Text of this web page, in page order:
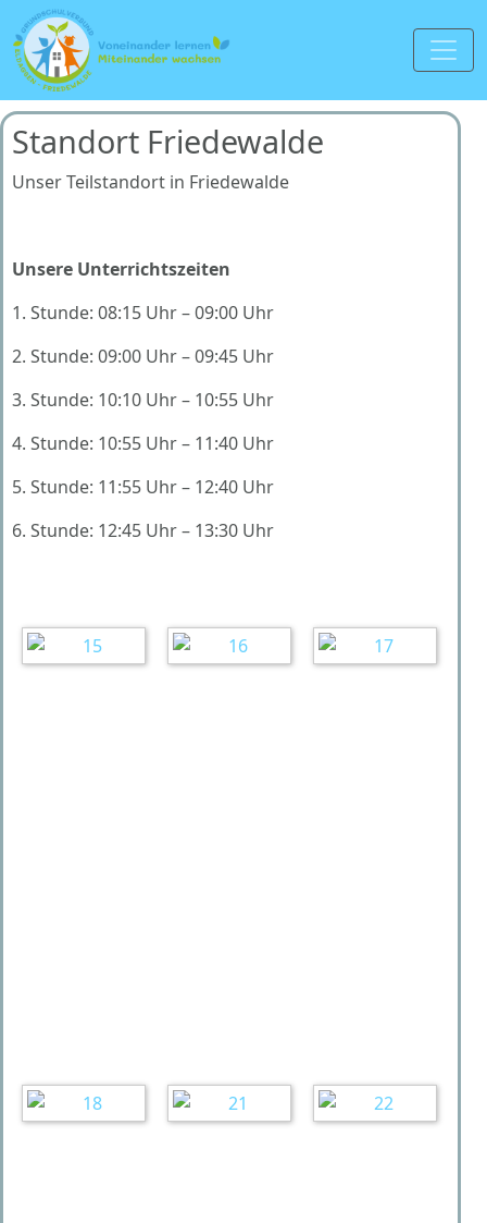
Standort Friedewalde
Unser Teilstandort in Friedewalde
Unsere Unterrichtszeiten
1. Stunde: 08:15 Uhr – 09:00 Uhr
2. Stunde: 09:00 Uhr – 09:45 Uhr
3. Stunde: 10:10 Uhr – 10:55 Uhr
4. Stunde: 10:55 Uhr – 11:40 Uhr
5. Stunde: 11:55 Uhr – 12:40 Uhr
6. Stunde: 12:45 Uhr – 13:30 Uhr